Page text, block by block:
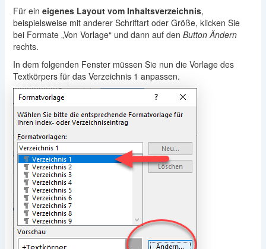
Für ein eigenes Layout vom Inhaltsverzeichnis,
beispielsweise mit anderer Schriftart oder Größe, klicken Sie
bei Formate „Von Vorlage“ und dann auf den Button Ändern
rechts.
In dem folgenden Fenster müssen Sie nun die Vorlage des
Textkörpers für das Verzeichnis 1 anpassen.